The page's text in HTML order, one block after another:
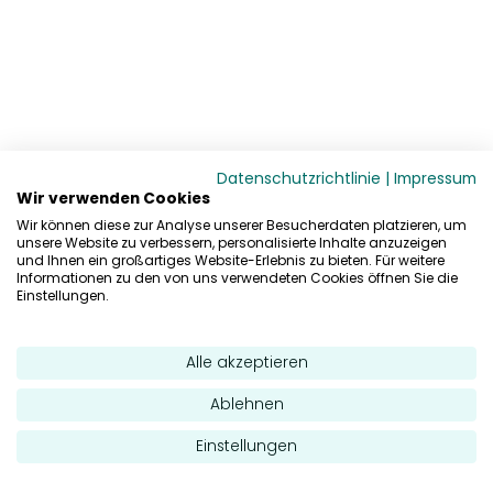
Datenschutzrichtlinie | Impressum
Wir verwenden Cookies
Wir können diese zur Analyse unserer Besucherdaten platzieren, um
unsere Website zu verbessern, personalisierte Inhalte anzuzeigen
und Ihnen ein großartiges Website-Erlebnis zu bieten. Für weitere
Informationen zu den von uns verwendeten Cookies öffnen Sie die
Einstellungen.
Alle akzeptieren
Ablehnen
Einstellungen